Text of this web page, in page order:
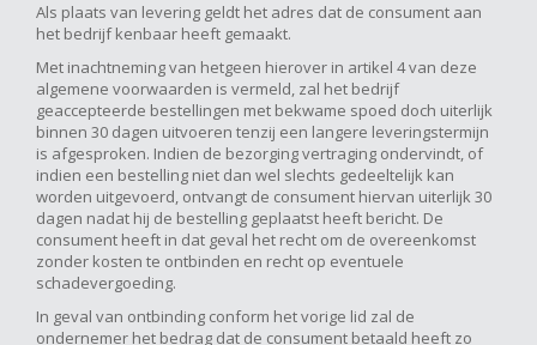
Als plaats van levering geldt het adres dat de consument aan
het bedrijf kenbaar heeft gemaakt.
Met inachtneming van hetgeen hierover in artikel 4 van deze
algemene voorwaarden is vermeld, zal het bedrijf
geaccepteerde bestellingen met bekwame spoed doch uiterlijk
binnen 30 dagen uitvoeren tenzij een langere leveringstermijn
is afgesproken. Indien de bezorging vertraging ondervindt, of
indien een bestelling niet dan wel slechts gedeeltelijk kan
worden uitgevoerd, ontvangt de consument hiervan uiterlijk 30
dagen nadat hij de bestelling geplaatst heeft bericht. De
consument heeft in dat geval het recht om de overeenkomst
zonder kosten te ontbinden en recht op eventuele
schadevergoeding.
In geval van ontbinding conform het vorige lid zal de
ondernemer het bedrag dat de consument betaald heeft zo